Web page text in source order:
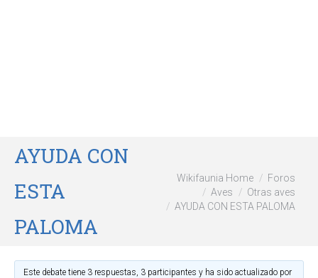
AYUDA CON
ESTA
PALOMA
Wikifaunia Home
Foros
Aves
Otras aves
AYUDA CON ESTA PALOMA
Este debate tiene 3 respuestas, 3 participantes y ha sido actualizado por